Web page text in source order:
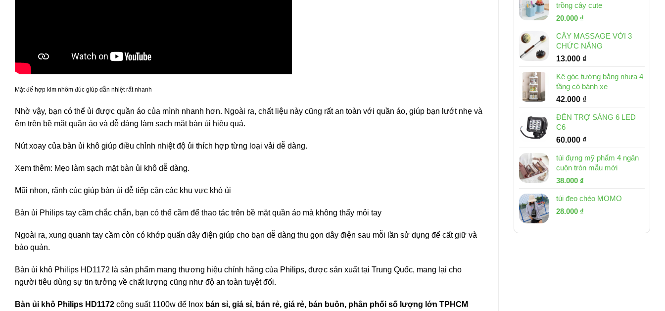
trồng cây cute
Giá
là:
30.000 ₫.
20.000 ₫
tại
là:
20.000 ₫.
CÂY MASSAGE VỚI 3
CHỨC NĂNG
13.000 ₫
Kệ góc tường bằng nhựa 4
tầng có bánh xe
42.000 ₫
ĐÈN TRỢ SÁNG 6 LED
C6
60.000 ₫
túi đựng mỹ phẩm 4 ngăn
cuộn tròn mẫu mới
Giá
là:
53.000 ₫.
38.000 ₫
tại
túi đeo chéo MOMO
Giá
là:
28.000 ₫
tại
Mặt đế hợp kim nhôm đúc giúp dẫn nhiệt rất nhanh
Nhờ vậy, bạn có thể ủi được quần áo của mình nhanh hơn. Ngoài ra, chất liệu này cũng rất an toàn với quần áo, giúp bạn lướt nhẹ và
êm trên bề mặt quần áo và dễ dàng làm sạch mặt bàn ủi hiệu quả.
Nút xoay của bàn ủi khô giúp điều chỉnh nhiệt độ ủi thích hợp từng loại vải dễ dàng.
Xem thêm: Mẹo làm sạch mặt bàn ủi khô dễ dàng.
Mũi nhọn, rãnh cúc giúp bàn ủi dễ tiếp cận các khu vực khó ủi
Bàn ủi Philips tay cầm chắc chắn, bạn có thể cầm để thao tác trên bề mặt quần áo mà không thấy mỏi tay
Ngoài ra, xung quanh tay cầm còn có khớp quấn dây điện giúp cho bạn dễ dàng thu gọn dây điện sau mỗi lần sử dụng để cất giữ và
bảo quản.
Bàn ủi khô Philips HD1172 là sản phẩm mang thương hiệu chính hãng của Philips, được sản xuất tại Trung Quốc, mang lại cho
người tiêu dùng sự tin tưởng về chất lượng cũng như độ an toàn tuyệt đối.
Bàn ủi khô Philips HD1172 công suất 1100w đế Inox bán sỉ, giá sỉ, bán rẻ, giá rẻ, bán buôn, phân phối số lượng lớn TPHCM